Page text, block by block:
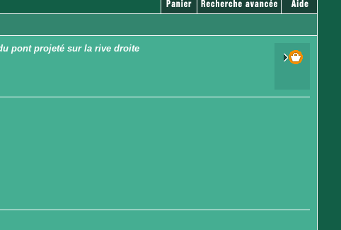
pont projeté sur la rive droite